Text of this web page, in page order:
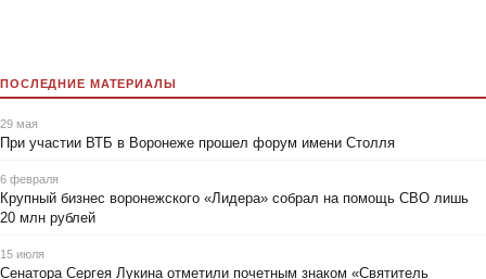
ПОСЛЕДНИЕ МАТЕРИАЛЫ
29 мая
При участии ВТБ в Воронеже прошел форум имени Столля
6 февраля
Крупный бизнес воронежского «Лидера» собрал на помощь СВО лишь
20 млн рублей
15 июля
Сенатора Сергея Лукина отметили почетным знаком «Святитель